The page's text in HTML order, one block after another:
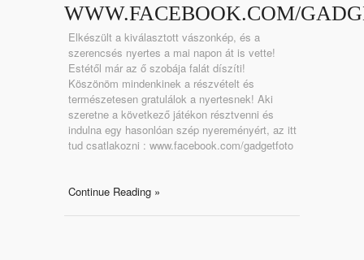
WWW.FACEBOOK.COM/
Elkészült a kiválasztott vászonkép, és a
szerencsés nyertes a mai napon át is vette!
Estétől már az ő szobája falát díszíti!
Köszönöm mindenkinek a részvételt és
természetesen gratulálok a nyertesnek! Aki
szeretne a következő játékon résztvenni és
indulna egy hasonlóan szép nyereményért, az itt
tud csatlakozni : www.facebook.com/gadgetfoto
Continue Reading »